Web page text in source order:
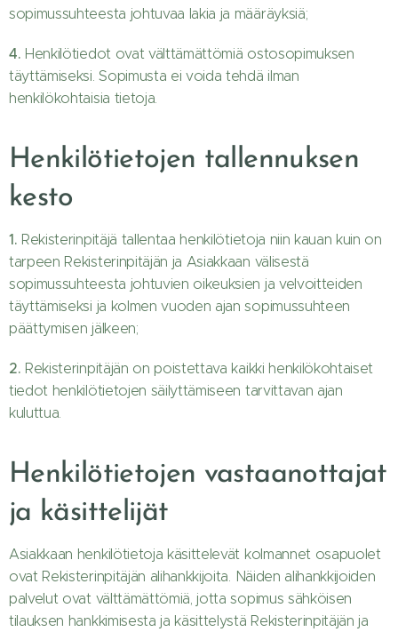
sopimussuhteesta johtuvaa lakia ja määräyksiä;
4. Henkilötiedot ovat välttämättömiä ostosopimuksen
täyttämiseksi. Sopimusta ei voida tehdä ilman
henkilökohtaisia tietoja.
Henkilötietojen tallennuksen
kesto
1. Rekisterinpitäjä tallentaa henkilötietoja niin kauan kuin on
tarpeen Rekisterinpitäjän ja Asiakkaan välisestä
sopimussuhteesta johtuvien oikeuksien ja velvoitteiden
täyttämiseksi ja kolmen vuoden ajan sopimussuhteen
päättymisen jälkeen;
2. Rekisterinpitäjän on poistettava kaikki henkilökohtaiset
tiedot henkilötietojen säilyttämiseen tarvittavan ajan
kuluttua.
Henkilötietojen vastaanottajat
ja käsittelijät
Asiakkaan henkilötietoja käsittelevät kolmannet osapuolet
ovat Rekisterinpitäjän alihankkijoita. Näiden alihankkijoiden
palvelut ovat välttämättömiä, jotta sopimus sähköisen
tilauksen hankkimisesta ja käsittelystä Rekisterinpitäjän ja